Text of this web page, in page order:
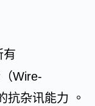
有
Wire-
抗杂讯能力 。